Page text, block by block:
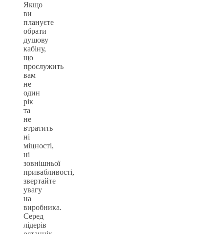
Якщо
ви
плануєте
обрати
душову
кабіну,
що
прослужить
вам
не
один
рік
та
не
втратить
ні
міцності,
ні
зовнішньої
привабливості,
звертайте
увагу
на
виробника.
Серед
лідерів